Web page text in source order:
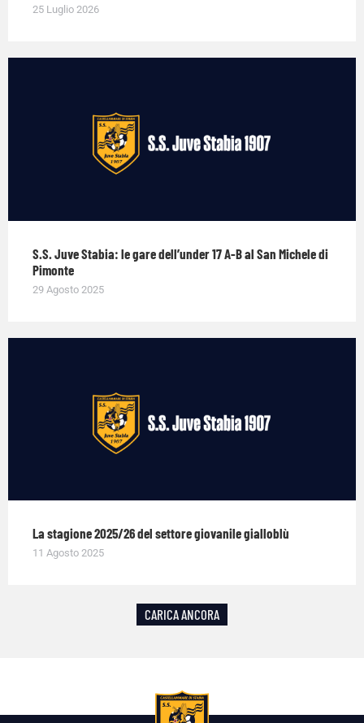
25 Luglio 2026
S.S. Juve Stabia: le gare dell’under 17 A-B al San Michele di
Pimonte
29 Agosto 2025
La stagione 2025/26 del settore giovanile gialloblù
11 Agosto 2025
CARICA ANCORA